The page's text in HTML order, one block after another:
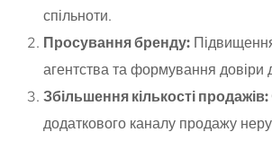
спільноти.
Просування бренду:
агентства та формування довіри
Збільшення кількості продажів:
додаткового каналу продажу